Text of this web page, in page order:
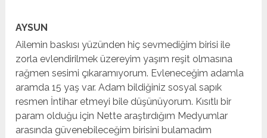
AYSUN
Ailemin baskısı yüzünden hiç sevmediğim birisi ile
zorla evlendirilmek üzereyim yaşım reşit olmasına
rağmen sesimi çıkaramıyorum. Evleneceğim adamla
aramda 15 yaş var. Adam bildiğiniz sosyal sapık
resmen İntihar etmeyi bile düşünüyorum. Kısıtlı bir
param olduğu için Nette araştırdığım Medyumlar
arasında güvenebileceğim birisini bulamadım